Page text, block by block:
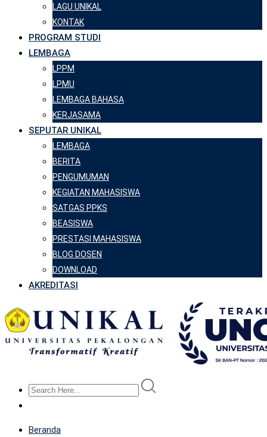
LAGU UNIKAL
KONTAK
PROGRAM STUDI
LEMBAGA
LPPM
LPMU
LEMBAGA BAHASA
KERJASAMA
SEPUTAR UNIKAL
LEMBAGA
BERITA
PENGUMUMAN
KEGIATAN MAHASISWA
SATGAS PPKS
BEASISWA
PRESTASI MAHASISWA
BLOG DOSEN
DOWNLOAD
AKREDITASI
Beranda